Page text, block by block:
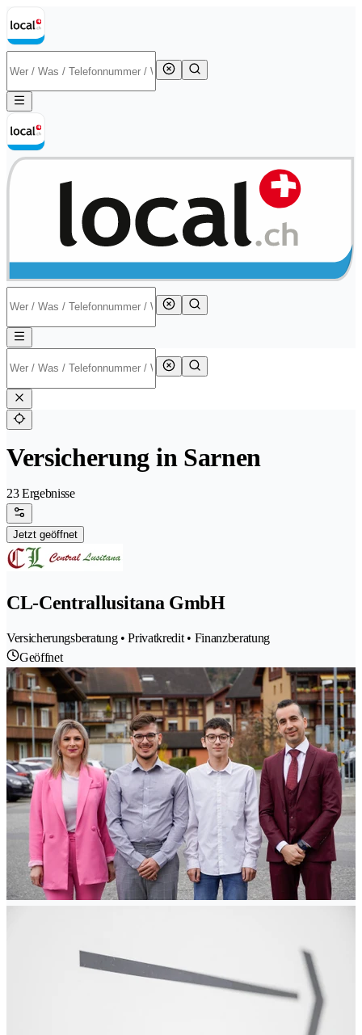
Versicherung in Sarnen
23 Ergebnisse
Jetzt geöffnet
CL-Centrallusitana GmbH
Versicherungsberatung • Privatkredit • Finanzberatung
Geöffnet